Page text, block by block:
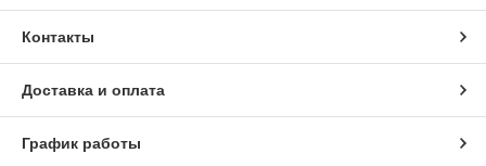
Контакты
Доставка и оплата
График работы